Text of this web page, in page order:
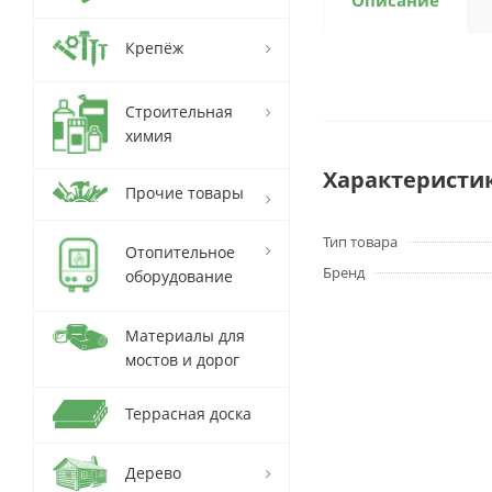
Тип товара
Бренд
Крепёж
Строительная
химия
Прочие товары
Отопительное
оборудование
Материалы для
мостов и дорог
Террасная доска
Дерево